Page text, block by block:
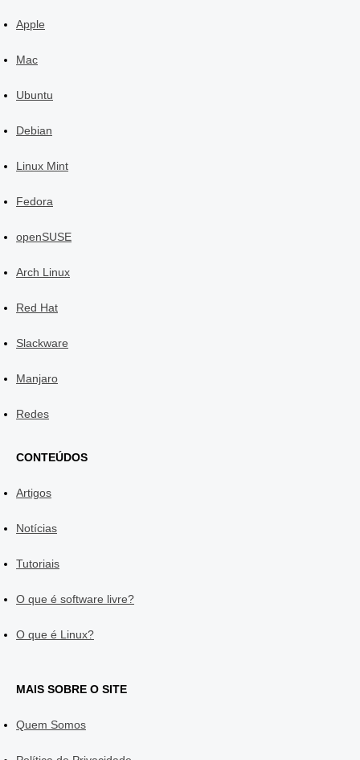
Apple
Mac
Ubuntu
Debian
Linux Mint
Fedora
openSUSE
Arch Linux
Red Hat
Slackware
Manjaro
Redes
CONTEÚDOS
Artigos
Notícias
Tutoriais
O que é software livre?
O que é Linux?
MAIS SOBRE O SITE
Quem Somos